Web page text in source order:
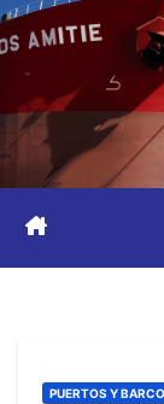
PUERTOS Y